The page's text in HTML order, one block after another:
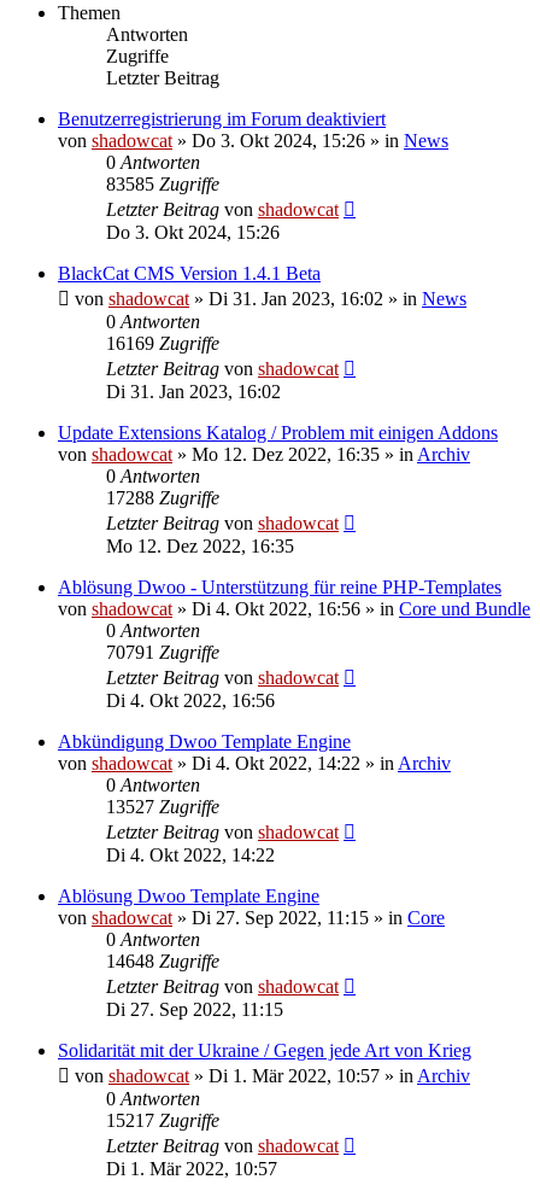
Themen
Antworten
Zugriffe
Letzter Beitrag
Benutzerregistrierung im Forum deaktiviert
von shadowcat » Do 3. Okt 2024, 15:26 » in News
0 Antworten
83585 Zugriffe
Letzter Beitrag von shadowcat
Do 3. Okt 2024, 15:26
BlackCat CMS Version 1.4.1 Beta
von shadowcat » Di 31. Jan 2023, 16:02 » in News
0 Antworten
16169 Zugriffe
Letzter Beitrag von shadowcat
Di 31. Jan 2023, 16:02
Update Extensions Katalog / Problem mit einigen Addons
von shadowcat » Mo 12. Dez 2022, 16:35 » in Archiv
0 Antworten
17288 Zugriffe
Letzter Beitrag von shadowcat
Mo 12. Dez 2022, 16:35
Ablösung Dwoo - Unterstützung für reine PHP-Templates
von shadowcat » Di 4. Okt 2022, 16:56 » in Core und Bundle
0 Antworten
70791 Zugriffe
Letzter Beitrag von shadowcat
Di 4. Okt 2022, 16:56
Abkündigung Dwoo Template Engine
von shadowcat » Di 4. Okt 2022, 14:22 » in Archiv
0 Antworten
13527 Zugriffe
Letzter Beitrag von shadowcat
Di 4. Okt 2022, 14:22
Ablösung Dwoo Template Engine
von shadowcat » Di 27. Sep 2022, 11:15 » in Core
0 Antworten
14648 Zugriffe
Letzter Beitrag von shadowcat
Di 27. Sep 2022, 11:15
Solidarität mit der Ukraine / Gegen jede Art von Krieg
von shadowcat » Di 1. Mär 2022, 10:57 » in Archiv
0 Antworten
15217 Zugriffe
Letzter Beitrag von shadowcat
Di 1. Mär 2022, 10:57